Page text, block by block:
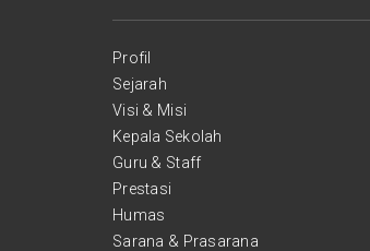
Profil
Sejarah
Visi & Misi
Kepala Sekolah
Guru & Staff
Prestasi
Humas
Sarana & Prasarana